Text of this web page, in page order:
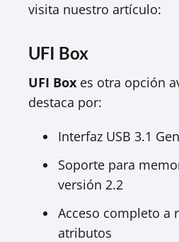
visita nuestro artículo:​
UFI Box
UFI Box es otra opción
destaca por:​
Interfaz USB 3.1
Soporte para
versión 2.2​
Acceso completo a
atributos​